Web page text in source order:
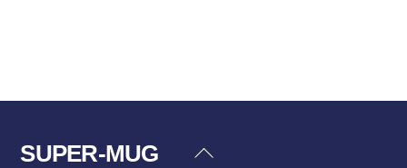
Back
SUPER-MUG